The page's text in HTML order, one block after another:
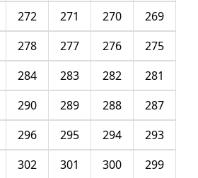
269
270
271
272
275
276
277
278
281
282
283
284
287
288
289
290
293
294
295
296
299
300
301
302